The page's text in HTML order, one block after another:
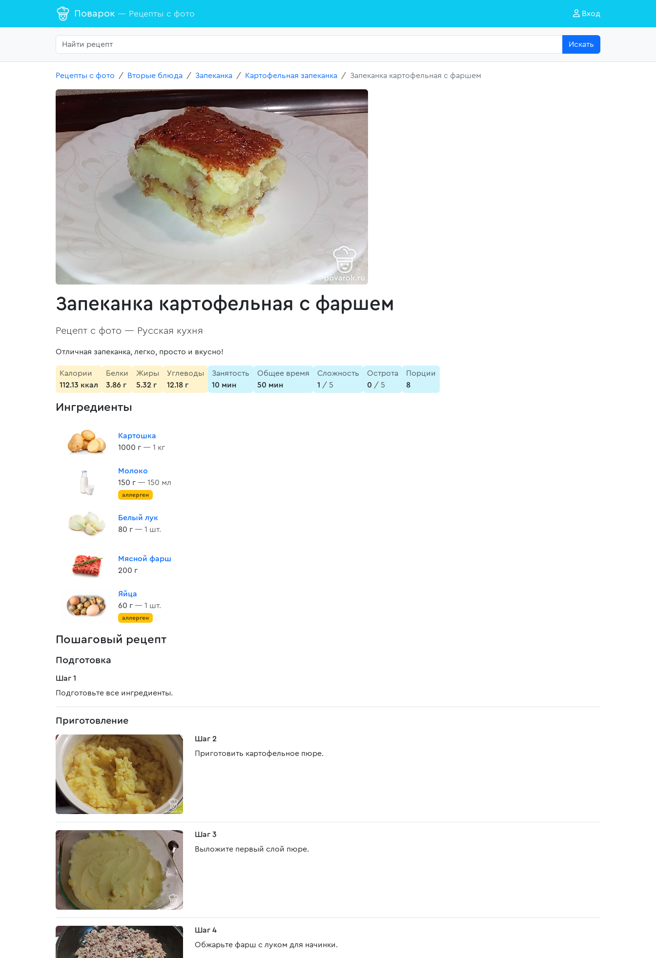
Поварок — Рецепты с фото Вход
Искать
Рецепты с фото Вторые блюда Запеканка Картофельная запеканка Запеканка картофельная с фаршем
Запеканка картофельная с фаршем
Рецепт с фото — Русская кухня
Отличная запеканка, легко, просто и вкусно!
Калории
112.13 ккал
Белки
3.86 г
Жиры
5.32 г
Углеводы
12.18 г
Занятость
10 мин
Общее время
50 мин
Сложность
1 / 5
Острота
0 / 5
Порции
8
Ингредиенты
Картошка
1000 г — 1 кг
Молоко
150 г — 150 мл
аллерген
Белый лук
80 г — 1 шт.
Мясной фарш
200 г
Яйца
60 г — 1 шт.
аллерген
Пошаговый рецепт
Подготовка
Шаг 1
Подготовьте все ингредиенты.
Приготовление
Шаг 2
Приготовить картофельное пюре.
Шаг 3
Выложите первый слой пюре.
Шаг 4
Обжарьте фарш с луком для начинки.